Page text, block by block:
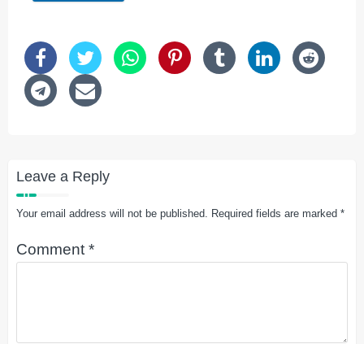
Leave a Reply
Your email address will not be published. Required fields are marked *
Comment *